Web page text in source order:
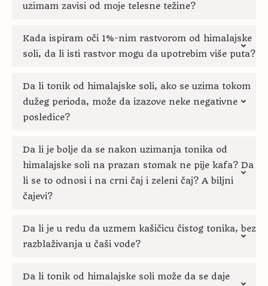
uzimam zavisi od moje telesne težine?
Kada ispiram oči 1%-nim rastvorom od himalajske
soli, da li isti rastvor mogu da upotrebim više puta?
Da li tonik od himalajske soli, ako se uzima tokom
dužeg perioda, može da izazove neke negativne
posledice?
Da li je bolje da se nakon uzimanja tonika od
himalajske soli na prazan stomak ne pije kafa? Da
li se to odnosi i na crni čaj i zeleni čaj? A biljni
čajevi?
Da li je u redu da uzmem kašičicu čistog tonika, bez
razblaživanja u čaši vode?
Da li tonik od himalajske soli može da se daje